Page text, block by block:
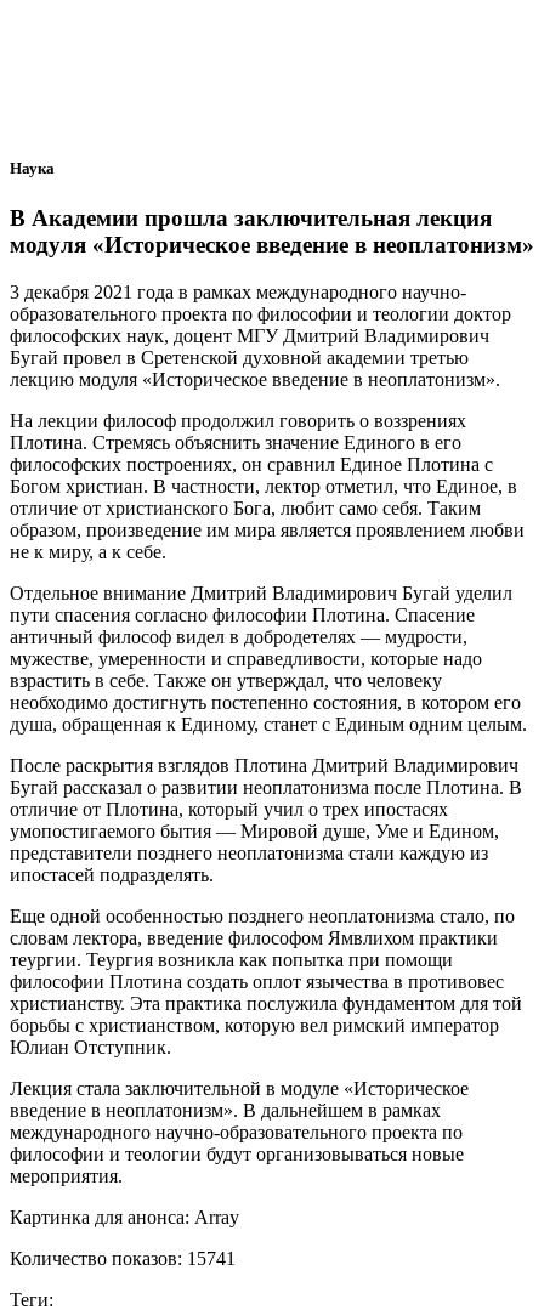
Наука
В Академии прошла заключительная лекция
модуля «Историческое введение в неоплатонизм»
3 декабря 2021 года в рамках международного научно-
образовательного проекта по философии и теологии доктор
философских наук, доцент МГУ Дмитрий Владимирович
Бугай провел в Сретенской духовной академии третью
лекцию модуля «Историческое введение в неоплатонизм».
На лекции философ продолжил говорить о воззрениях
Плотина. Стремясь объяснить значение Единого в его
философских построениях, он сравнил Единое Плотина с
Богом христиан. В частности, лектор отметил, что Единое, в
отличие от христианского Бога, любит само себя. Таким
образом, произведение им мира является проявлением любви
не к миру, а к себе.
Отдельное внимание Дмитрий Владимирович Бугай уделил
пути спасения согласно философии Плотина. Спасение
античный философ видел в добродетелях — мудрости,
мужестве, умеренности и справедливости, которые надо
взрастить в себе. Также он утверждал, что человеку
необходимо достигнуть постепенно состояния, в котором его
душа, обращенная к Единому, станет с Единым одним целым.
После раскрытия взглядов Плотина Дмитрий Владимирович
Бугай рассказал о развитии неоплатонизма после Плотина. В
отличие от Плотина, который учил о трех ипостасях
умопостигаемого бытия — Мировой душе, Уме и Едином,
представители позднего неоплатонизма стали каждую из
ипостасей подразделять.
Еще одной особенностью позднего неоплатонизма стало, по
словам лектора, введение философом Ямвлихом практики
теургии. Теургия возникла как попытка при помощи
философии Плотина создать оплот язычества в противовес
христианству. Эта практика послужила фундаментом для той
борьбы с христианством, которую вел римский император
Юлиан Отступник.
Лекция стала заключительной в модуле «Историческое
введение в неоплатонизм». В дальнейшем в рамках
международного научно-образовательного проекта по
философии и теологии будут организовываться новые
мероприятия.
Картинка для анонса: Array
Количество показов: 15741
Теги: